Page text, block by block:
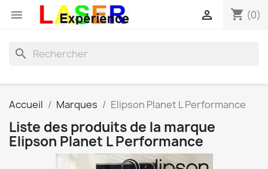
 shopping_cart (0)

search
Accueil Marques Elipson Planet L Performance
Liste des produits de la marque
Elipson Planet L Performance